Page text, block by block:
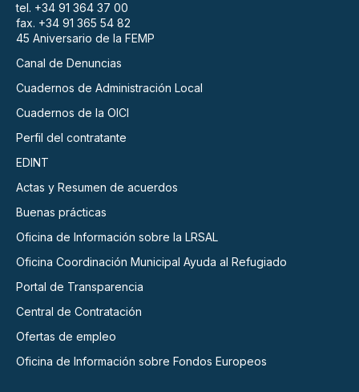
tel. +34 91 364 37 00
fax. +34 91 365 54 82
45 Aniversario de la FEMP
Canal de Denuncias
Cuadernos de Administración Local
Cuadernos de la OICI
Perfil del contratante
EDINT
Actas y Resumen de acuerdos
Buenas prácticas
Oficina de Información sobre la LRSAL
Oficina Coordinación Municipal Ayuda al Refugiado
Portal de Transparencia
Central de Contratación
Ofertas de empleo
Oficina de Información sobre Fondos Europeos